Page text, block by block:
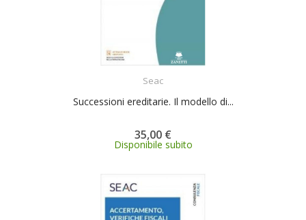
Seac
Successioni ereditarie. Il modello di...
35,00 €
Disponibile subito